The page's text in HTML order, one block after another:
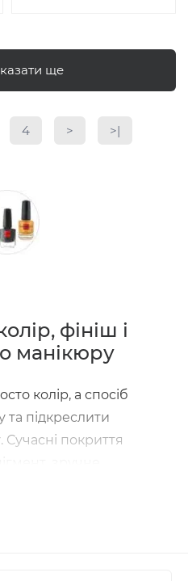
ще
4 > >|
фініш і
манікюру
колір, а спосіб
та підкреслити
Сучасні покриття
дозволяє отримати
домашніх умовах, так і в